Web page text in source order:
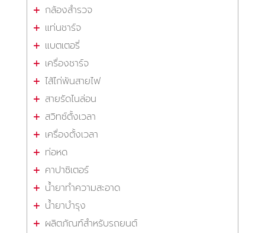
กล้องสำรวจ
แท่นชาร์จ
แบตเตอรี่
เครื่องชาร์จ
ไส้ไก่พันสายไฟ
สายรัดไนล่อน
สวิทซ์ตั้งเวลา
เครื่องตั้งเวลา
ท่อหด
คาปาซิเตอร์
น้ำยาทำความสะอาด
น้ำยาบำรุง
ผลิตภัณฑ์สำหรับรถยนต์